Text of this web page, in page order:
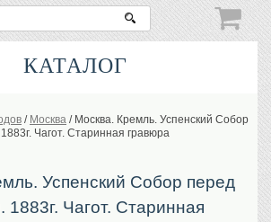
КАТАЛОГ
империи. Обычаи
семьи
/ Москва / Москва. Кремль. Успенский Собор
Чагот. Старинная гравюра
Успенский Собор перед
1883г. Чагот. Старинная